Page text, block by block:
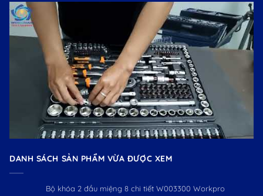
DANH SÁCH SẢN PHẨM VỪA ĐƯỢC XEM
Bộ khóa 2 đầu miệng 8 chi tiết W003300 Workpro